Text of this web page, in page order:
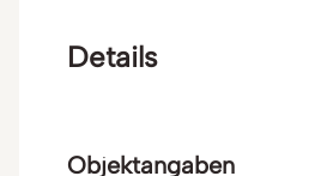
Details
Objektangaben